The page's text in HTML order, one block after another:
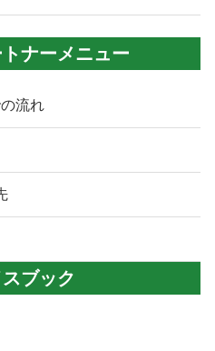
ナーメニュー
流れ
ブック